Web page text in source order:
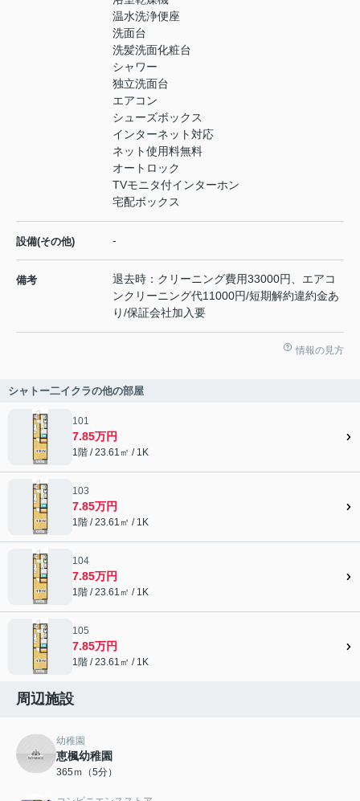
温水洗浄便座
洗面台
洗髪洗面化粧台
シャワー
独立洗面台
エアコン
シューズボックス
インターネット対応
ネット使用料無料
オートロック
TVモニタ付インターホン
宅配ボックス
設備(その他) -
備考
退去時：クリーニング費用33000円、エアコ
ンクリーニング代11000円/短期解約違約金あ
り/保証会社加入要
情報の見方
シャトー二イクラの他の部屋
101
7.85万円
1階 / 23.61㎡ / 1K
103
7.85万円
1階 / 23.61㎡ / 1K
104
7.85万円
1階 / 23.61㎡ / 1K
105
7.85万円
1階 / 23.61㎡ / 1K
周辺施設
幼稚園
恵楓幼稚園
365ｍ（5分）